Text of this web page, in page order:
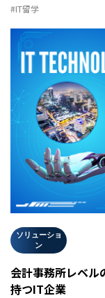
#IT留学
ソリューショ
ン
会計事務所レベル
持つIT企業